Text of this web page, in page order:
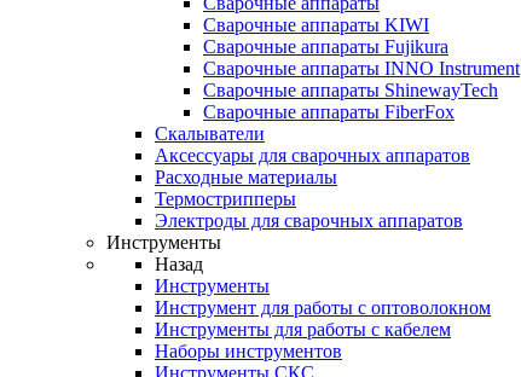
Сварочные аппараты KIWI
Сварочные аппараты Fujikura
Сварочные аппараты INNO Instrument
Сварочные аппараты ShinewayTech
Cварочные аппараты FiberFox
Скалыватели
Аксессуары для сварочных аппаратов
Расходные материалы
Термострипперы
Электроды для сварочных аппаратов
Инструменты
Назад
Инструменты
Инструмент для работы с оптоволокном
Инструменты для работы с кабелем
Наборы инструментов
Инструменты СКС